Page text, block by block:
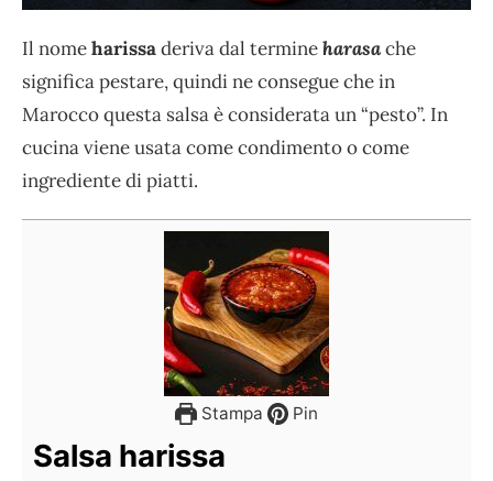
Il nomeharissaderiva dal termineharasache
significa pestare, quindi ne consegue che in
Marocco questa salsa è considerata un “pesto”. In
cucina viene usata come condimento o come
ingrediente di piatti.
Stampa Pin
Salsa harissa